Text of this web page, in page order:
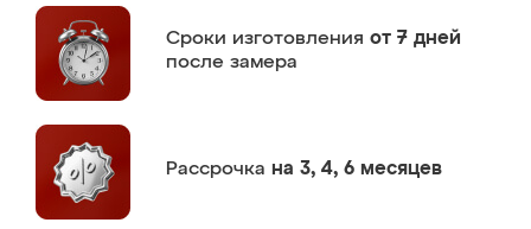
Сроки изготовления от 7 дней
после замера
Рассрочка на 3, 4, 6 месяцев